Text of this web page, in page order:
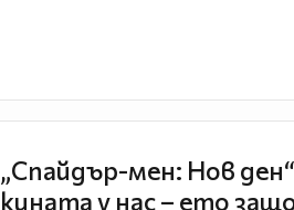
„Спайдър-мен: Нов
кината у нас – ето